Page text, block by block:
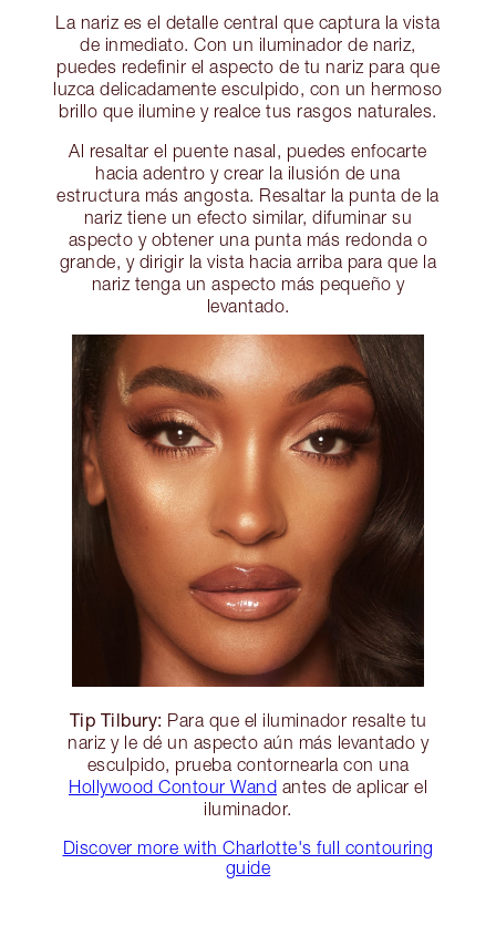
La nariz es el detalle central que captura la vista
de inmediato. Con un iluminador de nariz,
puedes redefinir el aspecto de tu nariz para que
luzca delicadamente esculpido, con un hermoso
brillo que ilumine y realce tus rasgos naturales.
Al resaltar el puente nasal, puedes enfocarte
hacia adentro y crear la ilusión de una
estructura más angosta. Resaltar la punta de la
nariz tiene un efecto similar, difuminar su
aspecto y obtener una punta más redonda o
grande, y dirigir la vista hacia arriba para que la
nariz tenga un aspecto más pequeño y
levantado.
Tip Tilbury: Para que el iluminador resalte tu
nariz y le dé un aspecto aún más levantado y
esculpido, prueba contornearla con una
Hollywood Contour Wand antes de aplicar el
iluminador.
Discover more with Charlotte's full contouring
guide